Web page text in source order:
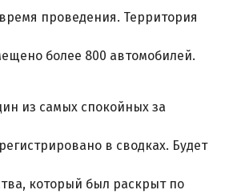
проведения. Территория
более 800 автомобилей.
из самых спокойных за
в сводках. Будет
который был раскрыт по